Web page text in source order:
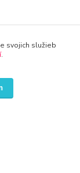
svojich služieb
.